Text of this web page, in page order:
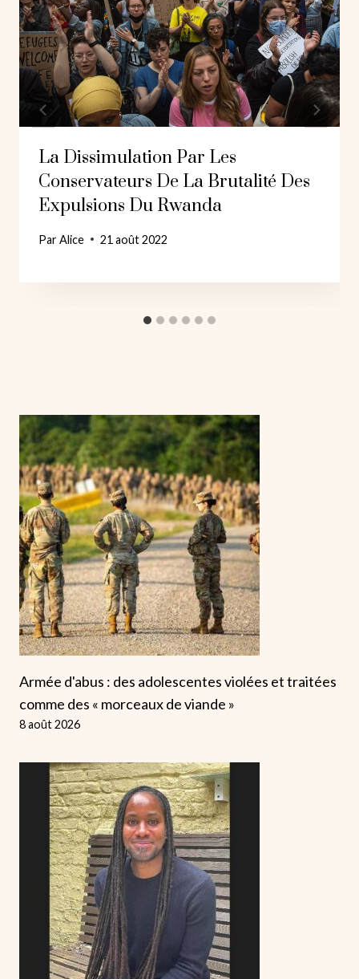
La Dissimulation Par Les
Conservateurs De La Brutalité Des
Expulsions Du Rwanda
ParAlice 21 août 2022
Armée d'abus : des adolescentes violées et traitées
comme des « morceaux de viande »
8 août 2026